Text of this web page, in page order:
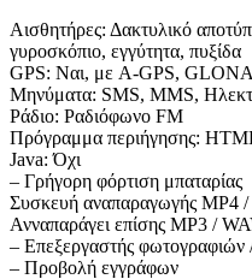
Αισθητήρες: Δακτυλικό
γυροσκόπιο, εγγύτητα, πυξίδα
GPS: Ναι, με A-GPS,
Μηνύματα: SMS, MMS,
Ράδιο: Ραδιόφωνο FM
Πρόγραμμα περιήγησης:
Java: Όχι
– Γρήγορη φόρτιση μπαταρίας
Συσκευή αναπαραγωγής MP4
Ανναπαράγει επίσης MP3 /
– Επεξεργαστής φωτογραφιών
– Προβολή εγγράφων